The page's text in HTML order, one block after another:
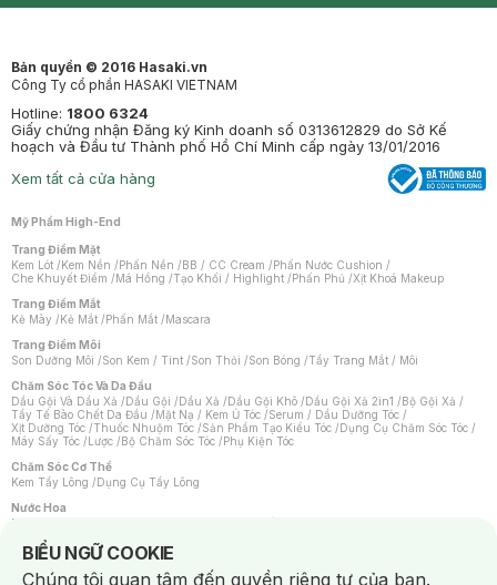
Bản quyền © 2016 Hasaki.vn
Công Ty cổ phần HASAKI VIETNAM
Hotline: 1800 6324
Giấy chứng nhận Đăng ký Kinh doanh số 0313612829 do Sở Kế
hoạch và Đầu tư Thành phố Hồ Chí Minh cấp ngày 13/01/2016
Xem tất cả cửa hàng
Mỹ Phẩm High-End
Trang Điểm Mặt
Kem Lót /Kem Nền /Phấn Nền /BB / CC Cream /Phấn Nước Cushion /
Che Khuyết Điểm /Má Hồng /Tạo Khối / Highlight /Phấn Phủ /Xịt Khoá Makeup
Trang Điểm Mắt
Kẻ Mày /Kẻ Mắt /Phấn Mắt /Mascara
Trang Điểm Môi
Son Dưỡng Môi /Son Kem / Tint /Son Thỏi /Son Bóng /Tẩy Trang Mắt / Môi
Chăm Sóc Tóc Và Da Đầu
Dầu Gội Và Dầu Xả /Dầu Gội /Dầu Xả /Dầu Gội Khô /Dầu Gội Xả 2in1 /Bộ Gội Xả /
Tẩy Tế Bào Chết Da Đầu /Mặt Nạ / Kem Ủ Tóc /Serum / Dầu Dưỡng Tóc /
Xịt Dưỡng Tóc /Thuốc Nhuộm Tóc /Sản Phẩm Tạo Kiểu Tóc /Dụng Cụ Chăm Sóc Tóc /
Máy Sấy Tóc /Lược /Bộ Chăm Sóc Tóc /Phụ Kiện Tóc
Chăm Sóc Cơ Thể
Kem Tẩy Lông /Dụng Cụ Tẩy Lông
Nước Hoa
Nước Hoa Nữ
Chăm Sóc Cá Nhân
Chống Muỗi /Khẩu Trang /Máy Massage/Mặt Nạ Xông Hơi /Nước Rửa Tay/
BIỂU NGỮ COOKIE
Notice about cookies usage
Chúng tôi quan tâm đến quyền riêng tư của bạn.